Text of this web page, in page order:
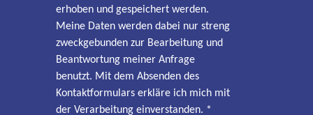
erhoben und gespeichert werden.
Meine Daten werden dabei nur streng
zweckgebunden zur Bearbeitung und
Beantwortung meiner Anfrage
benutzt. Mit dem Absenden des
Kontaktformulars erkläre ich mich mit
der Verarbeitung einverstanden. *